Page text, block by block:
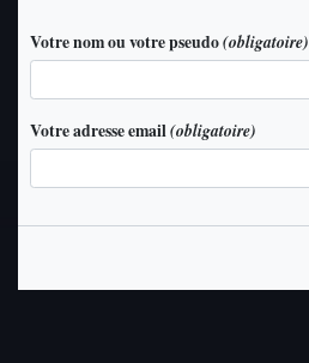
Votre nom ou votre pseudo(obligatoire)
Votre adresse email(obligatoire)